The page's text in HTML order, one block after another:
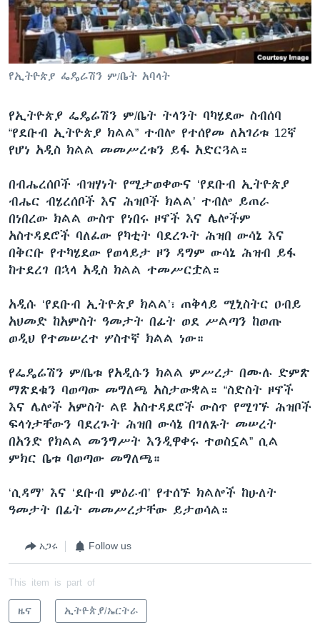
ቋንቋዎች
የኢትዮጵያ ፌዴሬሽን ም/ቤት አባላት
የኢትዮጵያ ፌዴሬሽን ም/ቤት ትላንት ባካሄደው ስብሰባ
“የደቡብ ኢትዮጵያ ክልል” ተብሎ የተሰየመ ለአገሪቱ 12ኛ
የሆነ አዲስ ክልል መመሥረቱን ይፋ አድርጓል።
በብሔረሰቦች ብዝሃነት የሚታወቀውና ‘የደቡብ ኢትዮጵያ
ብሔር ብሄረሰቦች እና ሕዝቦች ክልል’ ተብሎ ይጠራ
በነበረው ክልል ውስጥ የነበሩ ዞኖች እና ሌሎችም
አስተዳደሮች ባለፈው የካቲት ባደረጉት ሕዝበ ውሳኔ እና
በቅርቡ የተካሄደው የወላይታ ዞን ዳግም ውሳኔ ሕዝብ ይፋ
ከተደረገ በኋላ አዲስ ክልል ተመሥርቷል።
አዲሱ ‘የደቡብ ኢትዮጵያ ክልል’፣ ጠቅላይ ሚኒስትር ዐብይ
አህመድ ከአምስት ዓመታት በፊት ወደ ሥልጣን ከወጡ
ወዲህ የተመሠረተ ሦስተኛ ክልል ነው።
የፌዴሬሽን ም/ቤቱ የአዲሱን ክልል ምሥረታ በሙሉ ድምጽ
ማጽደቁን ባወጣው መግለጫ አስታውቋል። “ስድስት ዞኖች
እና ሌሎች አምስት ልዩ አስተዳደሮች ውስጥ የሚገኙ ሕዝቦች
ፍላጎታቸውን ባደረጉት ሕዝበ ውሳኔ በገለጹት መሠረት
በአንድ የክልል መንግሥት እንዲዋቀሩ ተወስኗል” ሲል
ምክር ቤቱ ባወጣው መግለጫ።
‘ሲዳማ’ እና ‘ደቡብ ምዕራብ’ የተሰኙ ክልሎች ከሁለት
ዓመታት በፊት መመሥረታቸው ይታወሳል።
አጋሩ Follow us
This item is part of
ዜና ኢትዮጵያ/ኤርትራ